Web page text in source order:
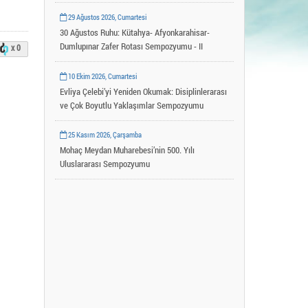
Uygulama ve Araştırma Merkezleri
YLSY Burs Programı
x 0
29 Ağustos 2026, Cumartesi
30 Ağustos Ruhu: Kütahya- Afyonkarahisar-
Dumlupınar Zafer Rotası Sempozyumu - II
10 Ekim 2026, Cumartesi
Evliya Çelebi’yi Yeniden Okumak: Disiplinlerarası
ve Çok Boyutlu Yaklaşımlar Sempozyumu
25 Kasım 2026, Çarşamba
Mohaç Meydan Muharebesi’nin 500. Yılı
Uluslararası Sempozyumu